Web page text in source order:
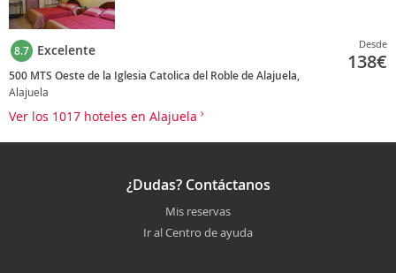
8.7 Excelente
500 MTS Oeste de la Iglesia Catolica del Roble de Alajuela,
Alajuela
Desde
138€
Ver los 1017 hoteles en Alajuela
¿Dudas? Contáctanos
Mis reservas
Ir al Centro de ayuda